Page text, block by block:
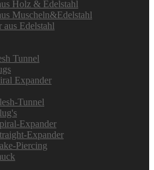
Holz & Edelstahl
Muscheln&Edelstahl
aus Edelstahl
Tunnel
Expander
Tunnel
Expander
Expander
Piercing